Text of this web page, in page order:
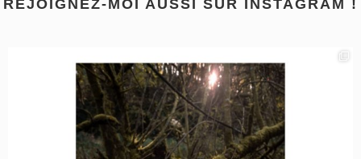
REJOIGNEZ-MOI AUSSI SUR INSTAGRAM !